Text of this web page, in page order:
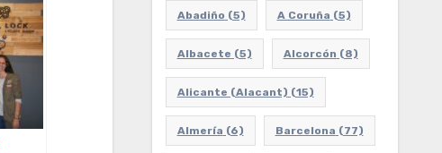
Abadiño (5) A Coruña (5)
Albacete (5) Alcorcón (8)
Alicante (Alacant) (15)
Almería (6) Barcelona (77)